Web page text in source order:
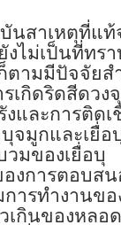
นสาเหตุที่แท้
งไม่เป็นที่ทรา
ตามมีปัจจัย
เกิดริดสีดวง
งและการติด
จมูกและเยื่อ
วมของเยื่อบุ
งการตอบสน
ารทำงานขอ
เกินของหลอ